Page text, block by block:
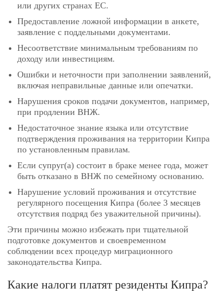
или других странах ЕС.
Предоставление ложной информации в анкете,
заявление с поддельными документами.
Несоответствие минимальным требованиям по
доходу или инвестициям.
Ошибки и неточности при заполнении заявлений,
включая неправильные данные или опечатки.
Нарушения сроков подачи документов, например,
при продлении ВНЖ.
Недостаточное знание языка или отсутствие
подтверждения проживания на территории Кипра
по установленным правилам.
Если супруг(а) состоит в браке менее года, может
быть отказано в ВНЖ по семейному основанию.
Нарушение условий проживания и отсутствие
регулярного посещения Кипра (более 3 месяцев
отсутствия подряд без уважительной причины).
Эти причины можно избежать при тщательной
подготовке документов и своевременном
соблюдении всех процедур миграционного
законодательства Кипра.
Какие налоги платят резиденты Кипра?